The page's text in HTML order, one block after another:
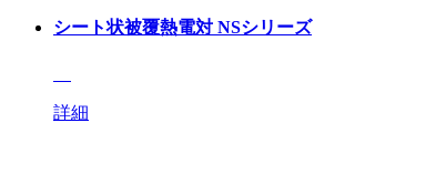
シート状被覆熱電対 NSシリーズ
詳細